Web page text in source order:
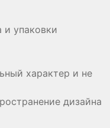
и упаковки
характер и не
дизайна